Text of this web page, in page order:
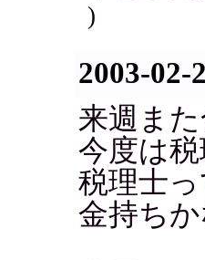
)
2003-
来週ま
今度は税
税理士
金持ちか